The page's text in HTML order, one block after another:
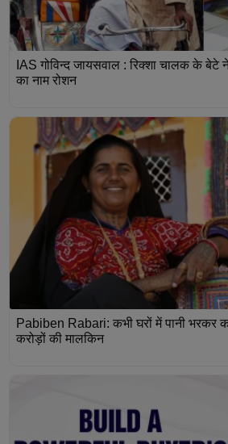
IAS गोविन्द जायसवाल : रिक्शा चालक के
का नाम रोशन
Pabiben Rabari: कभी घरों में पानी भरकर
करोड़ों की मालकिन